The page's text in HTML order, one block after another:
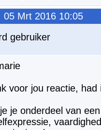
Mrt 2016 10:05
gebruiker
voor jou reactie,
je onderdeel van